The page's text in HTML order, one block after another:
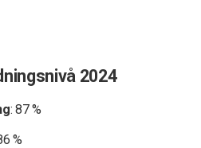
2024
: 87 %
%